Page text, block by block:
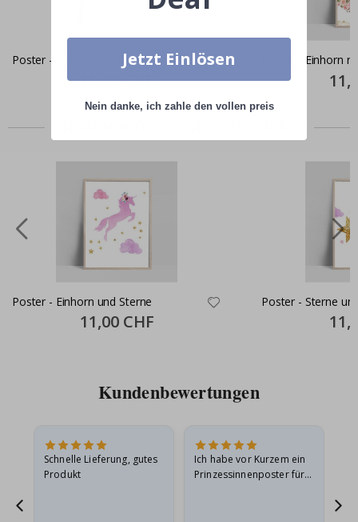
Poster - Einhorn mit Blumen / Links
11,00 CHF
Poster - Einhorn
Price
Poster - Einhorn und Sterne
Special
Price
11,00 CHF
Poster - Sterne
Price
Kundenbewertungen
Schnelle Lieferung, gutes
Produkt
Ich habe vor Kurzem ein
Prinzessinnenposter für
Jetzt Einlösen
Nein danke, ich zahle den vollen preis